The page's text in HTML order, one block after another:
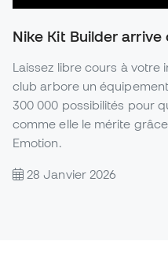
Nike Kit Builder
Laissez libre cours à votre
club arbore un
300 000 possibilités pour
comme elle le mérite
Emotion.
28 Janvier 2026